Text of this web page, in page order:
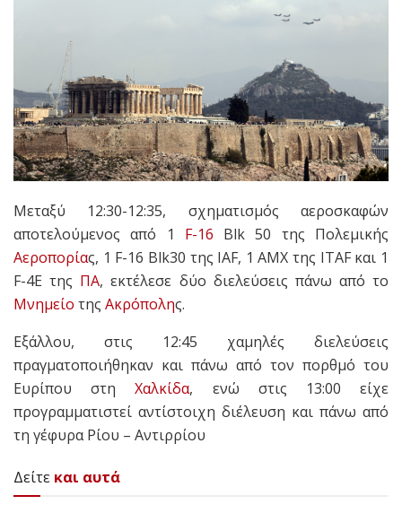
Mεταξύ 12:30-12:35, σχηματισμός αεροσκαφών
αποτελούμενος από 1 F-16 Blk 50 της Πολεμικής
Αεροπορίας, 1 F-16 Blk30 της IAF, 1 AMX της ITAF και 1
F-4E της ΠΑ, εκτέλεσε δύο διελεύσεις πάνω από το
Μνημείο της Ακρόπολης.
Εξάλλου, στις 12:45 χαμηλές διελεύσεις
πραγματοποιήθηκαν και πάνω από τον πορθμό του
Ευρίπου στηΧαλκίδα, ενώ στις 13:00 είχε
προγραμματιστεί αντίστοιχη διέλευση και πάνω από
τη γέφυρα Ρίου – Αντιρρίου
Δείτε και αυτά